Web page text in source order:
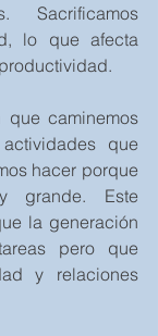
Sacrificamos
lo que afecta
que caminemos
que
hacer porque
grande. Este
la generación
pero que
y relaciones